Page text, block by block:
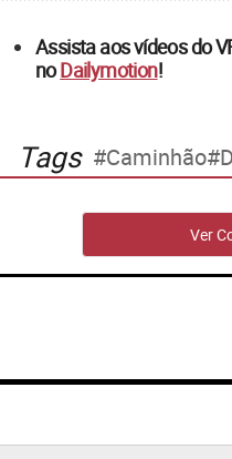
Assista aos vídeos do
noDailymotion!
Tags Caminhão
Ver